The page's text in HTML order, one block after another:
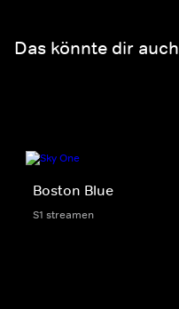
Das könnte dir
Boston Blue
S1 streamen